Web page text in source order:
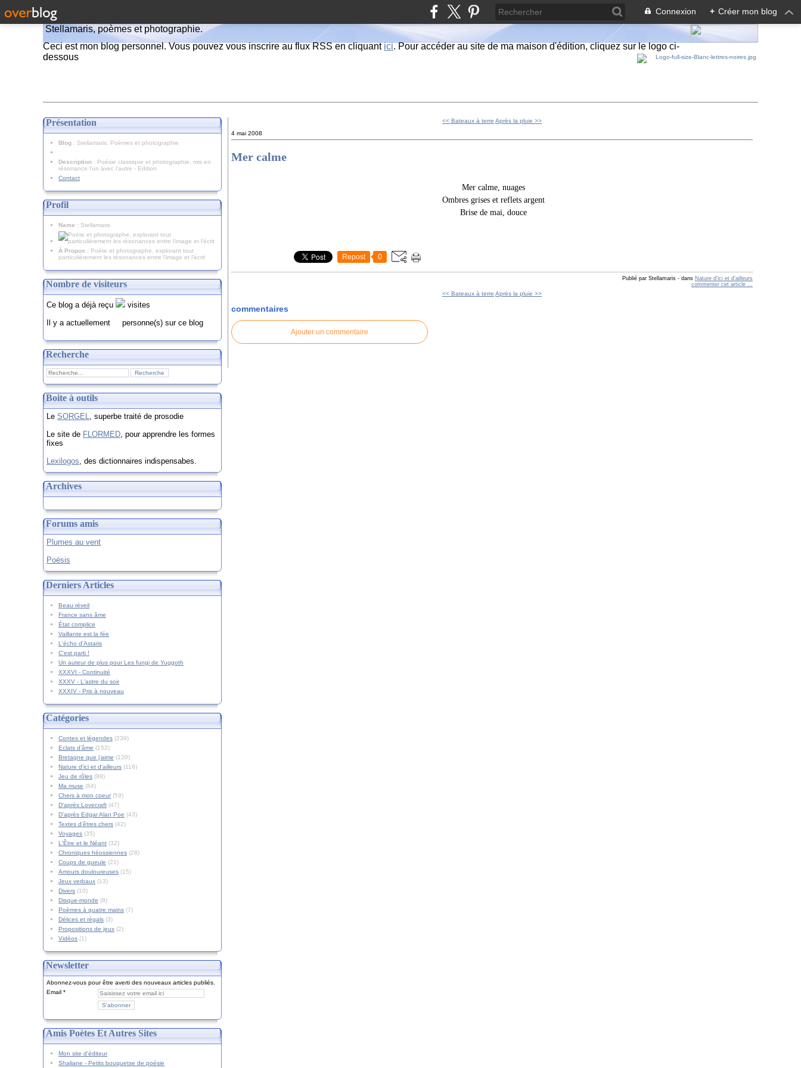
Connexion + Créer mon blog
Stellamaris, poèmes et photographie.
Ceci est mon blog personnel. Vous pouvez vous inscrire au flux RSS en cliquantici. Pour accéder au site de ma maison d'édition, cliquez sur le logo ci-
dessous
Présentation
Blog : Stellamaris. Poèmes et photographie
Description : Poésie classique et photographie, mis en
résonance l'un avec l'autre - Edition
Contact
Profil
Name : Stellamaris
À Propos : Poète et photographe, explorant tout
particulièrement les résonances entre l'image et l'écrit
Nombre de visiteurs
Ce blog a déjà reçu
visites
Il y a actuellement
personne(s) sur ce blog
Recherche
Boite à outils
Le SORGEL, superbe traité de prosodie
Le site de FLORMED, pour apprendre les formes
fixes
Lexilogos, des dictionnaires indispensabes.
Archives
Forums amis
Plumes au vent
Poésis
Derniers Articles
Beau réveil
France sans âme
État complice
Vaillante est la fée
L'écho d'Astaris
C'est parti !
Un auteur de plus pour Les fungi de Yuggoth
XXXVI - Continuité
XXXV - L'astre du soir
XXXIV - Pris à nouveau
Catégories
Contes et légendes (239)
Eclats d'âme (152)
Bretagne que j'aime (120)
Nature d'ici et d'ailleurs (116)
Jeu de rôles (89)
Ma muse (84)
Chers à mon coeur (59)
D'après Lovecraft (47)
D'après Edgar Alan Poe (43)
Textes d'êtres chers (42)
Voyages (35)
L'Être et le Néant (32)
Chroniques héossiennes (28)
Coups de gueule (21)
Amours douloureuses (15)
Jeux verbaux (13)
Divers (10)
Disque-monde (8)
Poèmes à quatre mains (7)
Délices et régals (3)
Propositions de jeux (2)
Vidéos (1)
Newsletter
Abonnez-vous pour être averti des nouveaux articles publiés.
Email
Amis Poètes Et Autres Sites
Mon site d'éditeur
Shaliane - Petits bouquetse de poésie
<< Bateaux à terre Après la pluie >>
4 mai 2008
Mer calme
Mer calme, nuages
Ombres grises et reflets argent
Brise de mai, douce
Repost 0
Publié par Stellamaris - dans Nature d'ici et d'ailleurs
commenter cet article …
<< Bateaux à terre Après la pluie >>
commentaires
Ajouter un commentaire